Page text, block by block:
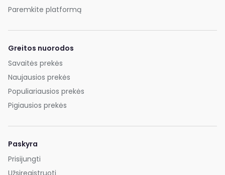
Paremkite platformą
Greitos nuorodos
Savaitės prekės
Naujausios prekės
Populiariausios prekės
Pigiausios prekės
Paskyra
Prisijungti
Užsiregistruoti